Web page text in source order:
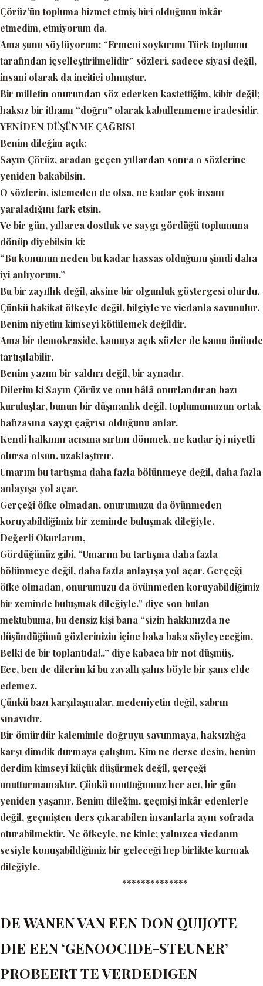
Çörüz’ün topluma hizmet etmiş biri olduğunu inkâr
etmedim, etmiyorum da.
Ama şunu söylüyorum: “Ermeni soykırımı Türk toplumu
tarafından içselleştirilmelidir” sözleri, sadece siyasi değil,
insani olarak da incitici olmuştur.
Bir milletin onurundan söz ederken kastettiğim, kibir değil;
haksız bir ithamı “doğru” olarak kabullenmeme iradesidir.
YENİDEN DÜŞÜNME ÇAĞRISI
Benim dileğim açık:
Sayın Çörüz, aradan geçen yıllardan sonra o sözlerine
yeniden bakabilsin.
O sözlerin, istemeden de olsa, ne kadar çok insanı
yaraladığını fark etsin.
Ve bir gün, yıllarca dostluk ve saygı gördüğü toplumuna
dönüp diyebilsin ki:
“Bu konunun neden bu kadar hassas olduğunu şimdi daha
iyi anlıyorum.”
Bu bir zayıflık değil, aksine bir olgunluk göstergesi olurdu.
Çünkü hakikat öfkeyle değil, bilgiyle ve vicdanla savunulur.
Benim niyetim kimseyi kötülemek değildir.
Ama bir demokraside, kamuya açık sözler de kamu önünde
tartışılabilir.
Benim yazım bir saldırı değil, bir aynadır.
Dilerim ki Sayın Çörüz ve onu hâlâ onurlandıran bazı
kuruluşlar, bunun bir düşmanlık değil,toplumumuzun ortak
hafızasına saygı çağrısı olduğunu anlar.
Kendi halkının acısına sırtını dönmek, ne kadar iyi niyetli
olursa olsun, uzaklaştırır.
Umarım bu tartışma daha fazla bölünmeye değil, daha fazla
anlayışa yol açar.
Gerçeği öfke olmadan, onurumuzu da övünmeden
koruyabildiğimiz bir zeminde buluşmak dileğiyle.
Değerli Okurlarım,
Gördüğünüz gibi, “Umarım bu tartışma daha fazla
bölünmeye değil, daha fazla anlayışa yol açar. Gerçeği
öfke olmadan, onurumuzu da övünmeden koruyabildiğimiz
bir zeminde buluşmak dileğiyle.” diye son bulan
mektubuma, bu densiz kişi bana “sizin hakkınızda ne
düşündüğümü gözlerinizin içine baka baka söyleyeceğim.
Belki de bir toplantıda!..” diye kabaca bir not düşmüş.
Eee, ben de dilerim ki bu zavallı şahıs böyle bir şans elde
edemez.
Çünkü bazı karşılaşmalar, medeniyetin değil, sabrın
sınavıdır.
Bir ömürdür kalemimle doğruyu savunmaya, haksızlığa
karşı dimdik durmaya çalıştım. Kim ne derse desin, benim
derdim kimseyi küçük düşürmek değil, gerçeği
unutturmamaktır. Çünkü unuttuğumuz her acı, bir gün
yeniden yaşanır. Benim dileğim, geçmişi inkâr edenlerle
değil, geçmişten ders çıkarabilen insanlarla aynı sofrada
oturabilmektir. Ne öfkeyle, ne kinle; yalnızca vicdanın
sesiyle konuşabildiğimiz bir geleceği hep birlikte kurmak
dileğiyle.
**************
DE WANEN VAN EEN DON QUIJOTE
DIE EEN ‘GENOOCIDE-STEUNER’
PROBEERT TE VERDEDIGEN